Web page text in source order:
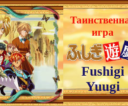
игра
Fushigi
Yuugi